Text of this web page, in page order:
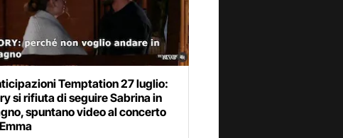
Temptation 27 luglio:
si rifiuta di seguire Sabrina in
spuntano video al concerto